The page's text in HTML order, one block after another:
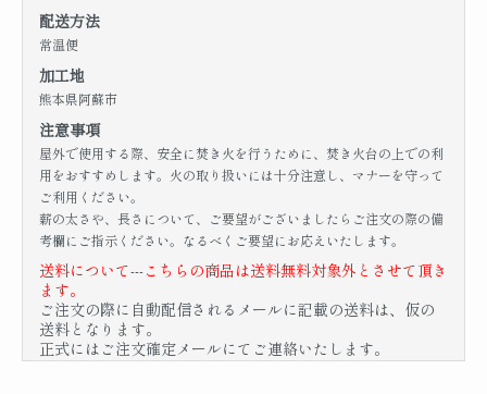
配送方法
常温便
加工地
熊本県阿蘇市
注意事項
屋外で使用する際、安全に焚き火を行うために、焚き火台の上での利
用をおすすめします。火の取り扱いには十分注意し、マナーを守って
ご利用ください。
薪の太さや、長さについて、ご要望がございましたらご注文の際の備
考欄にご指示ください。なるべくご要望にお応えいたします。
送料について---こちらの商品は送料無料対象外とさせて頂き
ます。
ご注文の際に自動配信されるメールに記載の送料は、仮の
送料となります。
正式にはご注文確定メールにてご連絡いたします。